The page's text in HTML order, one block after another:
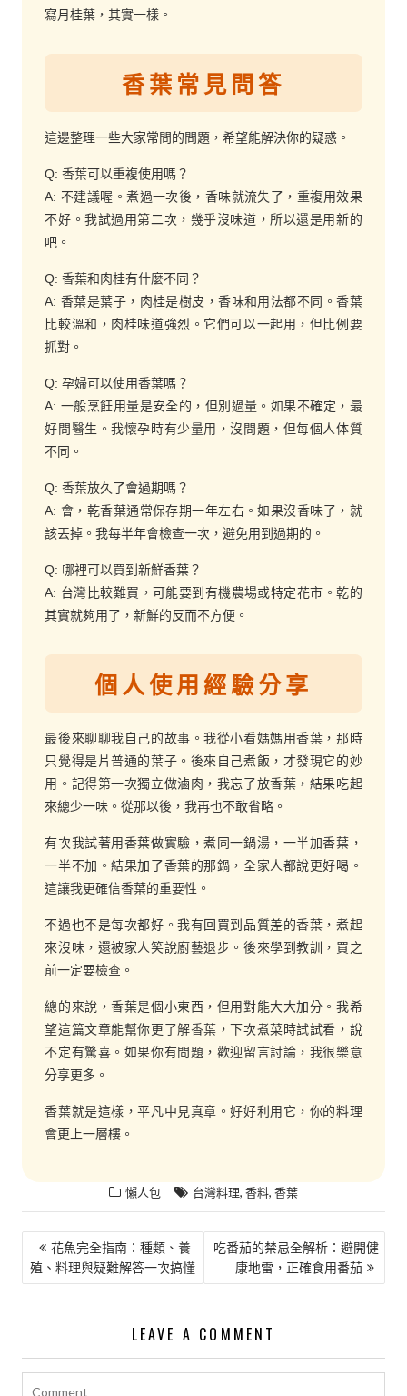
寫月桂葉，其實一樣。
香葉常見問答
這邊整理一些大家常問的問題，希望能解決你的疑惑。
Q: 香葉可以重複使用嗎？
A: 不建議喔。煮過一次後，香味就流失了，重複用效果
不好。我試過用第二次，幾乎沒味道，所以還是用新的
吧。
Q: 香葉和肉桂有什麼不同？
A: 香葉是葉子，肉桂是樹皮，香味和用法都不同。香葉
比較溫和，肉桂味道強烈。它們可以一起用，但比例要
抓對。
Q: 孕婦可以使用香葉嗎？
A: 一般烹飪用量是安全的，但別過量。如果不確定，最
好問醫生。我懷孕時有少量用，沒問題，但每個人体質
不同。
Q: 香葉放久了會過期嗎？
A: 會，乾香葉通常保存期一年左右。如果沒香味了，就
該丟掉。我每半年會檢查一次，避免用到過期的。
Q: 哪裡可以買到新鮮香葉？
A: 台灣比較難買，可能要到有機農場或特定花市。乾的
其實就夠用了，新鮮的反而不方便。
個人使用經驗分享
最後來聊聊我自己的故事。我從小看媽媽用香葉，那時
只覺得是片普通的葉子。後來自己煮飯，才發現它的妙
用。記得第一次獨立做滷肉，我忘了放香葉，結果吃起
來總少一味。從那以後，我再也不敢省略。
有次我試著用香葉做實驗，煮同一鍋湯，一半加香葉，
一半不加。結果加了香葉的那鍋，全家人都說更好喝。
這讓我更確信香葉的重要性。
不過也不是每次都好。我有回買到品質差的香葉，煮起
來沒味，還被家人笑說廚藝退步。後來學到教訓，買之
前一定要檢查。
總的來說，香葉是個小東西，但用對能大大加分。我希
望這篇文章能幫你更了解香葉，下次煮菜時試試看，說
不定有驚喜。如果你有問題，歡迎留言討論，我很樂意
分享更多。
香葉就是這樣，平凡中見真章。好好利用它，你的料理
會更上一層樓。
懶人包 台灣料理, 香料, 香葉
文
章
花魚完全指南：種類、養
殖、料理與疑難解答一次搞懂
吃番茄的禁忌全解析：避開健
康地雷，正確食用番茄
LEAVE A COMMENT